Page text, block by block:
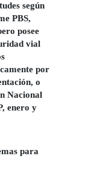
según
PBS,
posee
vial
por
o
Nacional
enero y
para